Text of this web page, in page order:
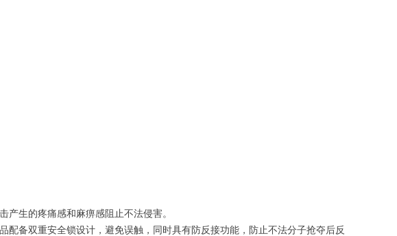
生的疼痛感和麻痹感阻止不法侵害。
备双重安全锁设计，避免误触，同时具有防反接功能，防止不法分子抢夺后反